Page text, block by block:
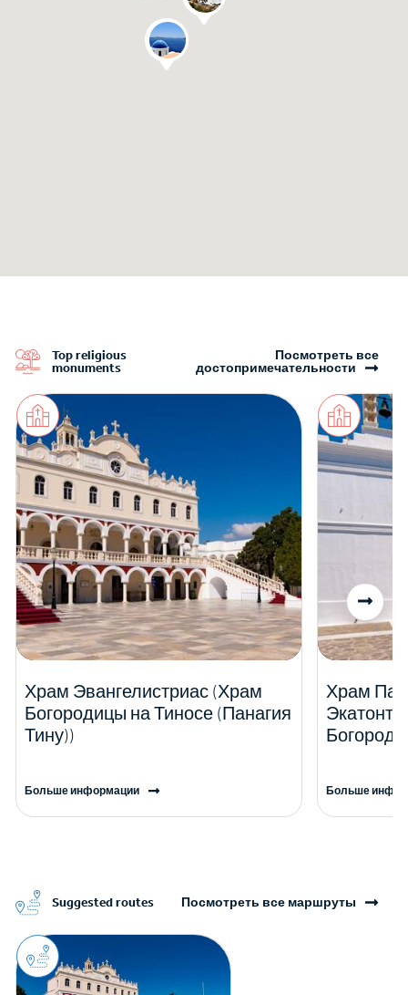
Top religious
monuments
Посмотреть все
достопримечательности
Храм Эвангелистриас (Храм
Богородицы на Тиносе (Панагия
Тину))
Больше информации
Храм
Больше
Suggested routes Посмотреть все маршруты